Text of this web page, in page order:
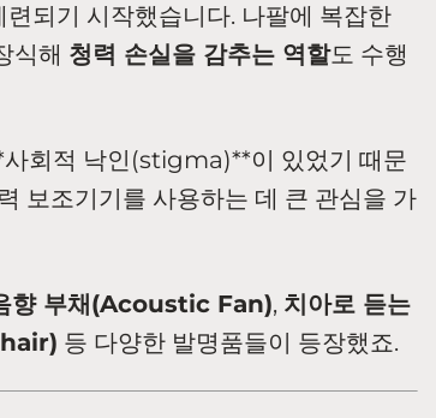
되기 시작했습니다. 나팔에 복잡한
식해 청력 손실을 감추는 역할도 수행
회적 낙인(stigma)**이 있었기 때문
보조기기를 사용하는 데 큰 관심을 가
향 부채(Acoustic Fan), 치아로 듣는
등 다양한 발명품들이 등장했죠.